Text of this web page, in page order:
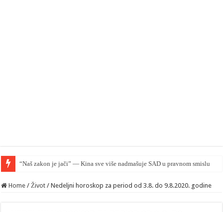
Rusk
Home / Život / Nedeljni horoskop za period od 3.8. do 9.8.2020. godine